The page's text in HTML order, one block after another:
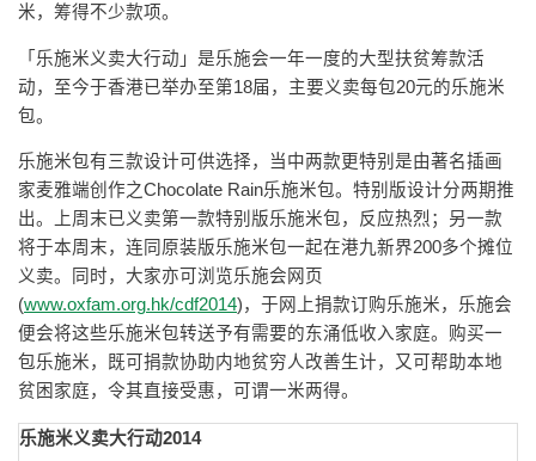
米，筹得不少款项。
「乐施米义卖大行动」是乐施会一年一度的大型扶贫筹款活
动，至今于香港已举办至第18届，主要义卖每包20元的乐施米
包。
乐施米包有三款设计可供选择，当中两款更特别是由著名插画
家麦雅端创作之Chocolate Rain乐施米包。特别版设计分两期推
出。上周末已义卖第一款特别版乐施米包，反应热烈；另一款
将于本周末，连同原装版乐施米包一起在港九新界200多个摊位
义卖。同时，大家亦可浏览乐施会网页
(www.oxfam.org.hk/cdf2014)，于网上捐款订购乐施米，乐施会
便会将这些乐施米包转送予有需要的东涌低收入家庭。购买一
包乐施米，既可捐款协助内地贫穷人改善生计，又可帮助本地
贫困家庭，令其直接受惠，可谓一米两得。
乐施米义卖大行动2014